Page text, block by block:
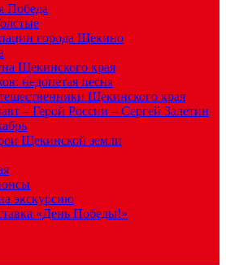
Победа
города Щекино
Щекинского края
недопетая песня
Щекинского края
– Герой России – Сергей Залетин
Щекинской земли
экскурсию
«День Победы!»